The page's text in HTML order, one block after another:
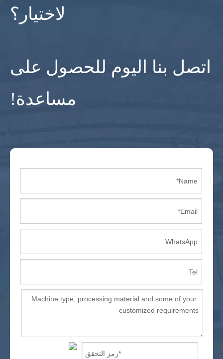
لاختيار؟
اتصل بنا اليوم للحصول على
مساعدة!